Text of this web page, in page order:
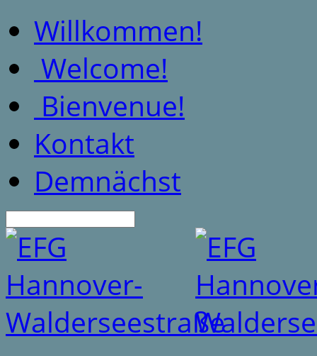
Willkommen!
Welcome!
Bienvenue!
Kontakt
Demnächst